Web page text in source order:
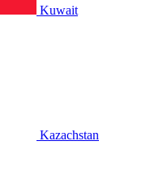
Kuwait
Kazachstan